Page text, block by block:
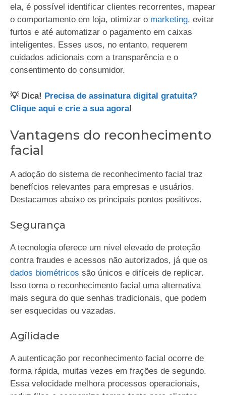
ela, é possível identificar clientes recorrentes, mapear
o comportamento em loja, otimizar o marketing, evitar
furtos e até automatizar o pagamento em caixas
inteligentes. Esses usos, no entanto, requerem
cuidados adicionais com a transparência e o
consentimento do consumidor.
💡 Dica! Precisa de assinatura digital gratuita?
Clique aqui e crie a sua agora!
Vantagens do reconhecimento
facial
A adoção do sistema de reconhecimento facial traz
benefícios relevantes para empresas e usuários.
Destacamos abaixo os principais pontos positivos.
Segurança
A tecnologia oferece um nível elevado de proteção
contra fraudes e acessos não autorizados, já que os
dados biométricos são únicos e difíceis de replicar.
Isso torna o reconhecimento facial uma alternativa
mais segura do que senhas tradicionais, que podem
ser esquecidas ou vazadas.
Agilidade
A autenticação por reconhecimento facial ocorre de
forma rápida, muitas vezes em frações de segundo.
Essa velocidade melhora processos operacionais,